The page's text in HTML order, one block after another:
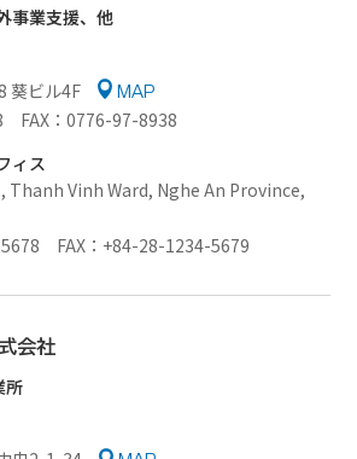
事業支援、他
葵ビル4F
MAP
FAX：0776-97-8938
ィス
Thanh Vinh Ward, Nghe An Province,
FAX：+84-28-1234-5679
会社
所